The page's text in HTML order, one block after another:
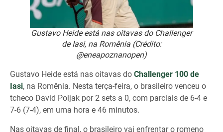
Gustavo Heide está nas oitavas do Challenger
de Iasi, na Romênia (Crédito:
@eneapoznanopen)
Gustavo Heide está nas oitavas do Challenger 100 de
Iasi, na Romênia. Nesta terça-feira, o brasileiro venceu o
tcheco David Poljak por 2 sets a 0, com parciais de 6-4 e
7-6 (7-4), em uma hora e 46 minutos.
Nas oitavas de final, o brasileiro vai enfrentar o romeno